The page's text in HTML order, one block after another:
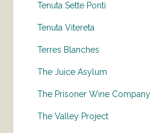
Tenuta Sette Ponti
Tenuta Vitereta
Terres Blanches
The Juice Asylum
The Prisoner Wine Company
The Valley Project